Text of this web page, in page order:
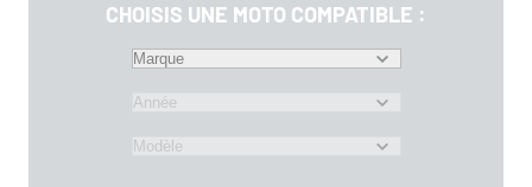
CHOISIS UNE MOTO COMPATIBLE :